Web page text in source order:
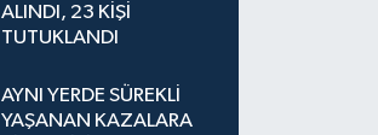
ALINDI, 23 KİŞİ
TUTUKLANDI
AYNI YERDE SÜREKLİ
YAŞANAN KAZALARA